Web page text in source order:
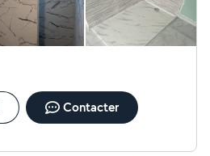
Contacter